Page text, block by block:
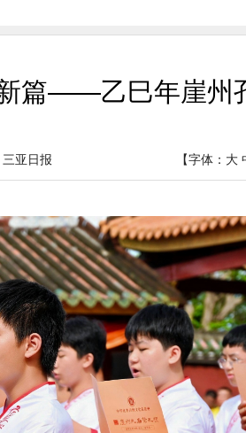
篇——乙巳年崖州
【字体： 大
亚日报